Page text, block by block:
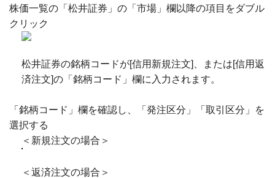
株価一覧の「松井証券」の「市場」欄以降の項目をダブル
クリック
松井証券の銘柄コードが[信用新規注文]、または[信用返
済注文]の「銘柄コード」欄に入力されます。
「銘柄コード」欄を確認し、「発注区分」「取引区分」を
選択する
＜新規注文の場合＞
＜返済注文の場合＞